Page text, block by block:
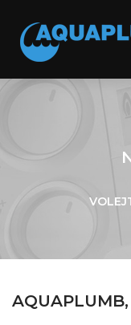
AQUAPLUMB,